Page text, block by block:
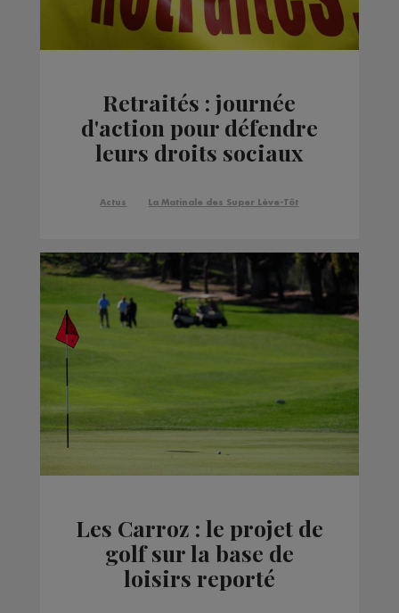
Retraités : journée
d'action pour défendre
leurs droits sociaux
Actus La Matinale des Super Lève-Tôt
Les Carroz : le projet de
golf sur la base de
loisirs reporté